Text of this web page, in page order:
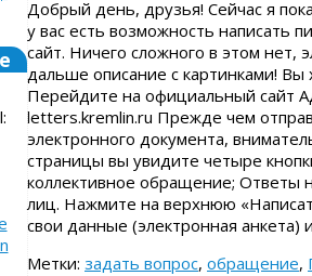
Добрый день, друзья! Сейчас я
у вас есть возможность написать
сайт. Ничего сложного в этом
дальше описание с картинками!
Перейдите на официальный сайт
letters.kremlin.ru Прежде чем
электронного документа,
страницы вы увидите четыре
коллективное обращение; Ответы
лиц. Нажмите на верхнюю
свои данные (электронная анкета)
Метки: задать вопрос, обращение,